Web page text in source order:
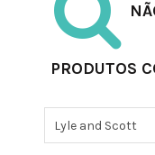
PRODUTOS
Pesquisar
por: